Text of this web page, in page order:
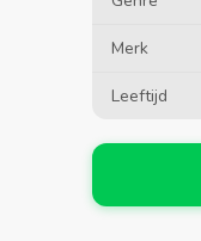
Merk
Leeftijd